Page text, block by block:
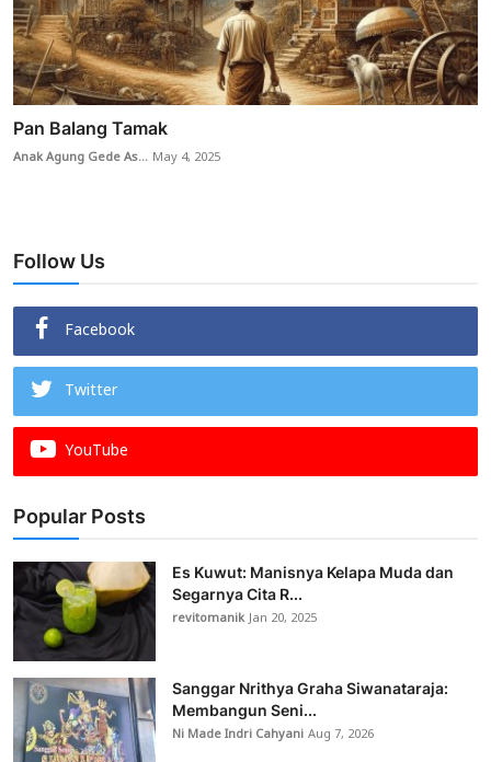
Pan Balang Tamak
Anak Agung Gede As... May 4, 2025
Follow Us
Facebook
Twitter
YouTube
Popular Posts
Es Kuwut: Manisnya Kelapa Muda dan
Segarnya Cita R...
revitomanikJan 20, 2025
Sanggar Nrithya Graha Siwanataraja:
Membangun Seni...
Ni Made Indri CahyaniAug 7, 2026